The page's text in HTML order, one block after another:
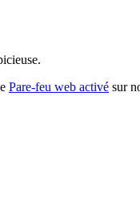
Pare-feu web activé sur